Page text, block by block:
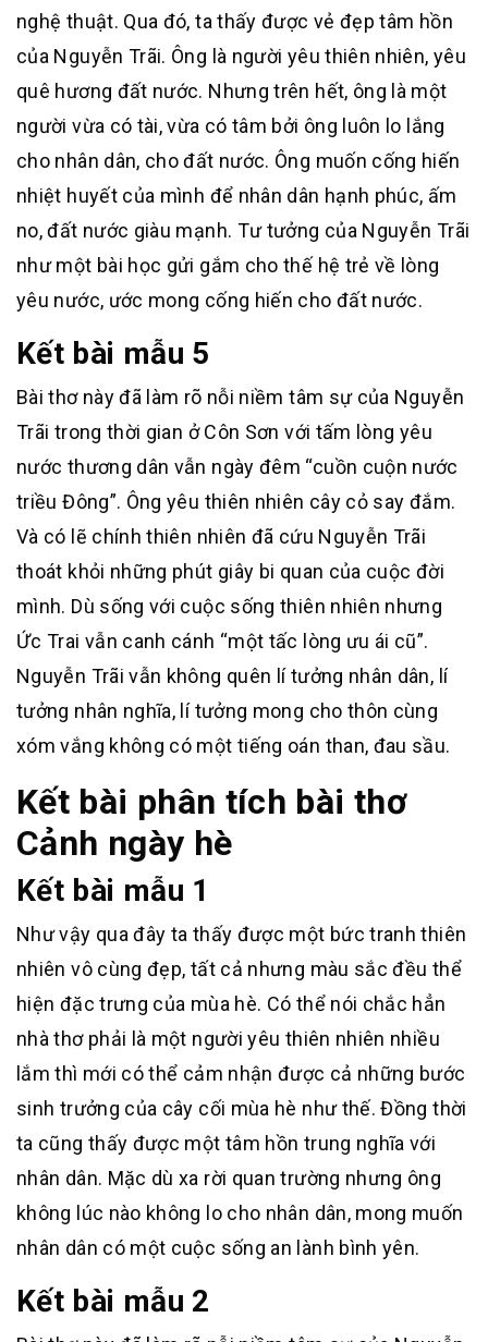
nghệ thuật. Qua đó, ta thấy được vẻ đẹp tâm hồn
của Nguyễn Trãi. Ông là người yêu thiên nhiên, yêu
quê hương đất nước. Nhưng trên hết, ông là một
người vừa có tài, vừa có tâm bởi ông luôn lo lắng
cho nhân dân, cho đất nước. Ông muốn cống hiến
nhiệt huyết của mình để nhân dân hạnh phúc, ấm
no, đất nước giàu mạnh. Tư tưởng của Nguyễn Trãi
như một bài học gửi gắm cho thế hệ trẻ về lòng
yêu nước, ước mong cống hiến cho đất nước.
Kết bài mẫu 5
Bài thơ này đã làm rõ nỗi niềm tâm sự của Nguyễn
Trãi trong thời gian ở Côn Sơn với tấm lòng yêu
nước thương dân vẫn ngày đêm “cuồn cuộn nước
triều Đông”. Ông yêu thiên nhiên cây cỏ say đắm.
Và có lẽ chính thiên nhiên đã cứu Nguyễn Trãi
thoát khỏi những phút giây bi quan của cuộc đời
mình. Dù sống với cuộc sống thiên nhiên nhưng
Ức Trai vẫn canh cánh “một tấc lòng ưu ái cũ”.
Nguyễn Trãi vẫn không quên lí tưởng nhân dân, lí
tưởng nhân nghĩa, lí tưởng mong cho thôn cùng
xóm vắng không có một tiếng oán than, đau sầu.
Kết bài phân tích bài thơ
Cảnh ngày hè
Kết bài mẫu 1
Như vậy qua đây ta thấy được một bức tranh thiên
nhiên vô cùng đẹp, tất cả nhưng màu sắc đều thể
hiện đặc trưng của mùa hè. Có thể nói chắc hẳn
nhà thơ phải là một người yêu thiên nhiên nhiều
lắm thì mới có thể cảm nhận được cả những bước
sinh trưởng của cây cối mùa hè như thế. Đồng thời
ta cũng thấy được một tâm hồn trung nghĩa với
nhân dân. Mặc dù xa rời quan trường nhưng ông
không lúc nào không lo cho nhân dân, mong muốn
nhân dân có một cuộc sống an lành bình yên.
Kết bài mẫu 2